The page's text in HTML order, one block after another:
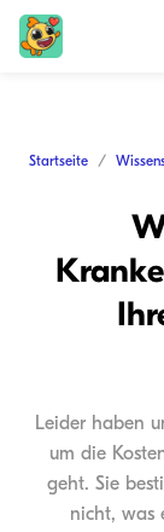
Startseite
Leider haben
um die
geht. Sie
nicht, was